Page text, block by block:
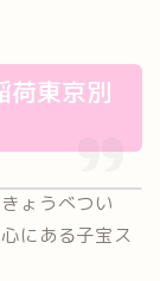
荷東京別
ょうべつい
にある子宝ス